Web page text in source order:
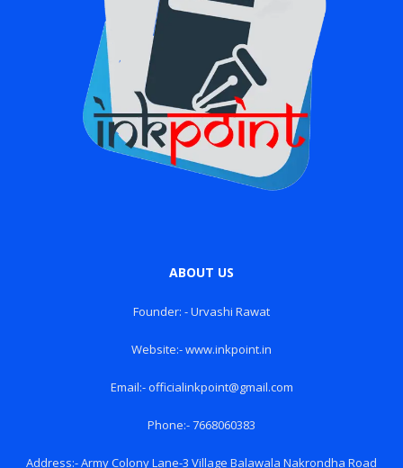
ABOUT US
Founder: - Urvashi Rawat
Website:- www.inkpoint.in
Email:- officialinkpoint@gmail.com
Phone:- 7668060383
Address:- Army Colony Lane-3 Village Balawala Nakrondha Road